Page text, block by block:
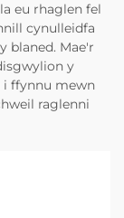
eu rhaglen fel
cynulleidfa
blaned. Mae'r
y
i ffynnu mewn
raglenni